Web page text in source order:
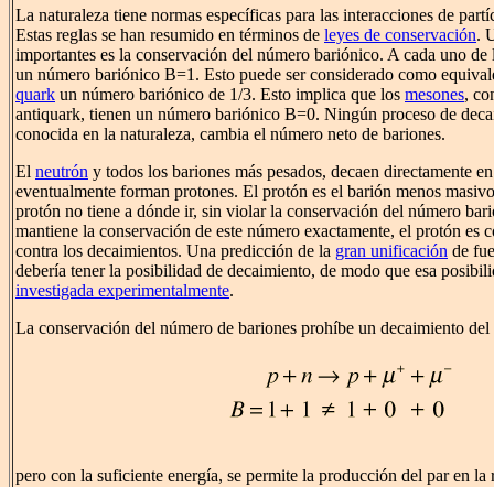
La naturaleza tiene normas específicas para las interacciones de
Estas reglas se han resumido en términos de leyes de conservación.
importantes es la conservación del número bariónico. A cada uno
un número bariónico B=1. Esto puede ser considerado como
quark un número bariónico de 1/3. Esto implica que los mesones,
antiquark, tienen un número bariónico B=0. Ningún proceso de
conocida en la naturaleza, cambia el número neto de bariones.
El neutrón y todos los bariones más pesados, decaen directamente
eventualmente forman protones. El protón es el barión menos
protón no tiene a dónde ir, sin violar la conservación del número
mantiene la conservación de este número exactamente, el protón es
contra los decaimientos. Una predicción de la gran unificación de
debería tener la posibilidad de decaimiento, de modo que esa
investigada experimentalmente.
La conservación del número de bariones prohíbe un decaimiento
pero con la suficiente energía, se permite la producción del par en la